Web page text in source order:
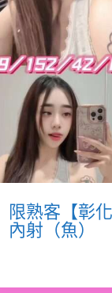
限熟客【彰
內射（魚）